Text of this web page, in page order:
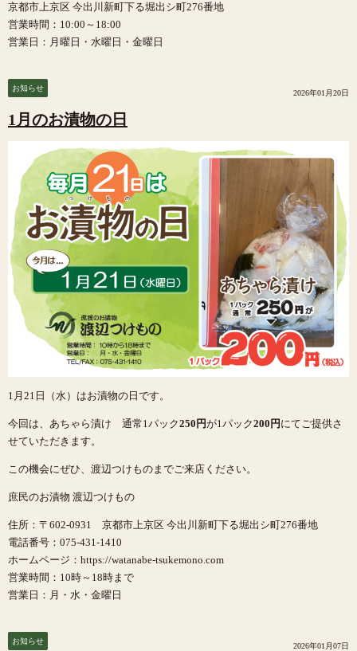
京都市上京区 今出川新町下る堀出シ町276番地
営業時間：10:00～18:00
営業日：月曜日・水曜日・金曜日
お知らせ
2026年01月20日
1月のお漬物の日
1月21日（水）はお漬物の日です。
今回は、あちゃら漬け 通常1パック250円が1パック200円 にてご提供さ
せていただきます。
この機会にぜひ、渡辺つけものまでご来店ください。
庶民のお漬物 渡辺つけもの
住所：〒602-0931 京都市上京区 今出川新町下る堀出シ町276番地
電話番号：075-431-1410
ホームページ：https://watanabe-tsukemono.com
営業時間：10時～18時まで
営業日：月・水・金曜日
お知らせ
2026年01月07日